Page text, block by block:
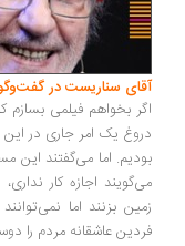
سناریست در گفت‌وگو با
بخواهم فیلمی بسازم که
یک امر جاری در این
اما می‌گفتند این
اجازه کار نداری،
بزنند اما نمی‌توانند من
عاشقانه مردم را دوست